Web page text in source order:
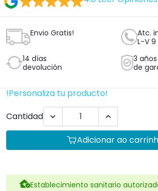
Envio Gratis!
Atc.
L-V 9
14 días
devolución
3 años
de
!Personaliza tu producto!
Cantidad
 
Adicionar ao
Establecimiento sanitario